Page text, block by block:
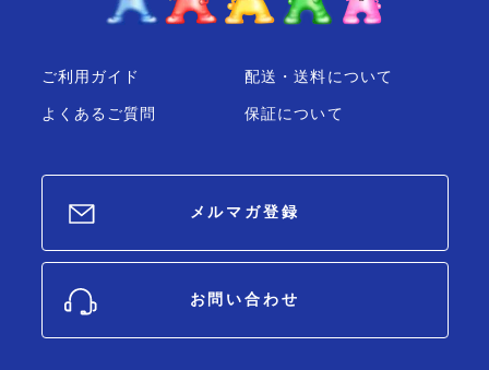
ご利用ガイド
よくあるご質問
配送・送料について
保証について
メルマガ登録
お問い合わせ